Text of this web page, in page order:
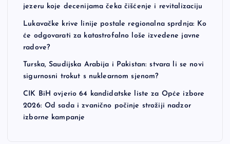
jezeru koje decenijama čeka čišćenje i revitalizaciju
Lukavačke krive linije postale regionalna sprdnja: Ko
će odgovarati za katastrofalno loše izvedene javne
radove?
Turska, Saudijska Arabija i Pakistan: stvara li se novi
sigurnosni trokut s nuklearnom sjenom?
CIK BiH ovjerio 64 kandidatske liste za Opće izbore
2026: Od sada i zvanično počinje strožiji nadzor
izborne kampanje